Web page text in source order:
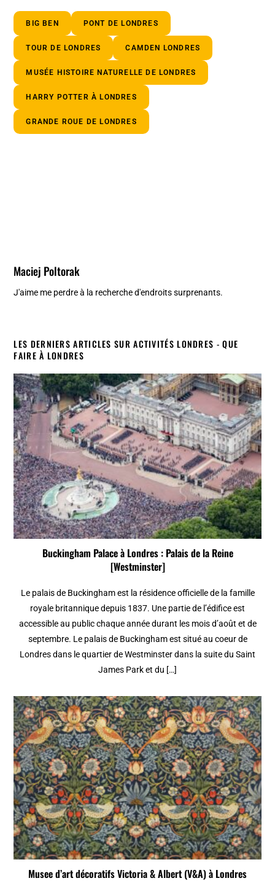
BIG BEN PONT DE LONDRES
TOUR DE LONDRES CAMDEN LONDRES
MUSÉE HISTOIRE NATURELLE DE LONDRES
HARRY POTTER À LONDRES
GRANDE ROUE DE LONDRES
Maciej Poltorak
J'aime me perdre à la recherche d'endroits surprenants.
LES DERNIERS ARTICLES SUR ACTIVITÉS LONDRES - QUE
FAIRE À LONDRES
Buckingham Palace à Londres : Palais de la Reine
[Westminster]
Le palais de Buckingham est la résidence officielle de la famille
royale britannique depuis 1837. Une partie de l’édifice est
accessible au public chaque année durant les mois d’août et de
septembre. Le palais de Buckingham est situé au coeur de
Londres dans le quartier de Westminster dans la suite du Saint
James Park et du […]
Musee d’art décoratifs Victoria & Albert (V&A) à Londres